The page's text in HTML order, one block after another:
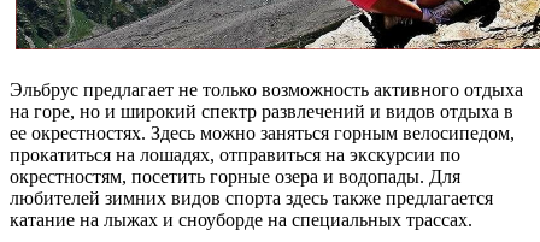
Эльбрус предлагает не только возможность активного отдыха
на горе, но и широкий спектр развлечений и видов отдыха в
ее окрестностях. Здесь можно заняться горным велосипедом,
прокатиться на лошадях, отправиться на экскурсии по
окрестностям, посетить горные озера и водопады. Для
любителей зимних видов спорта здесь также предлагается
катание на лыжах и сноуборде на специальных трассах.